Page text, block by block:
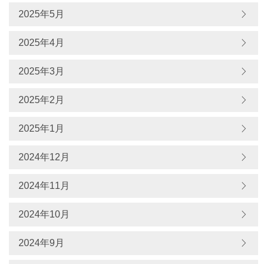
2025年5月
2025年4月
2025年3月
2025年2月
2025年1月
2024年12月
2024年11月
2024年10月
2024年9月